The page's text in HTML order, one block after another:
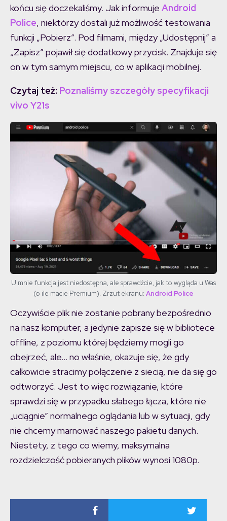
końcu się doczekaliśmy. Jak informuje Android
Police, niektórzy dostali już możliwość testowania
funkcji „Pobierz”. Pod filmami, między „Udostępnij” a
„Zapisz” pojawił się dodatkowy przycisk. Znajduje się
on w tym samym miejscu, co w aplikacji mobilnej.
Czytaj też: Poznaliśmy szczegóły specyfikacji
vivo Y21s
U mnie funkcja jest niedostępna, ale sprawdźcie, jak to wygląda u Was
(o ile macie Premium). Zrzut ekranu: Android Police
Oczywiście plik nie zostanie pobrany bezpośrednio
na nasz komputer, a jedynie zapisze się w bibliotece
offline, z poziomu której będziemy mogli go
obejrzeć, ale… no właśnie, okazuje się, że gdy
całkowicie stracimy połączenie z siecią, nie da się go
odtworzyć. Jest to więc rozwiązanie, które
sprawdzi się w przypadku słabego łącza, które nie
„uciągnie” normalnego oglądania lub w sytuacji, gdy
nie chcemy marnować naszego pakietu danych.
Niestety, z tego co wiemy, maksymalna
rozdzielczość pobieranych plików wynosi 1080p.